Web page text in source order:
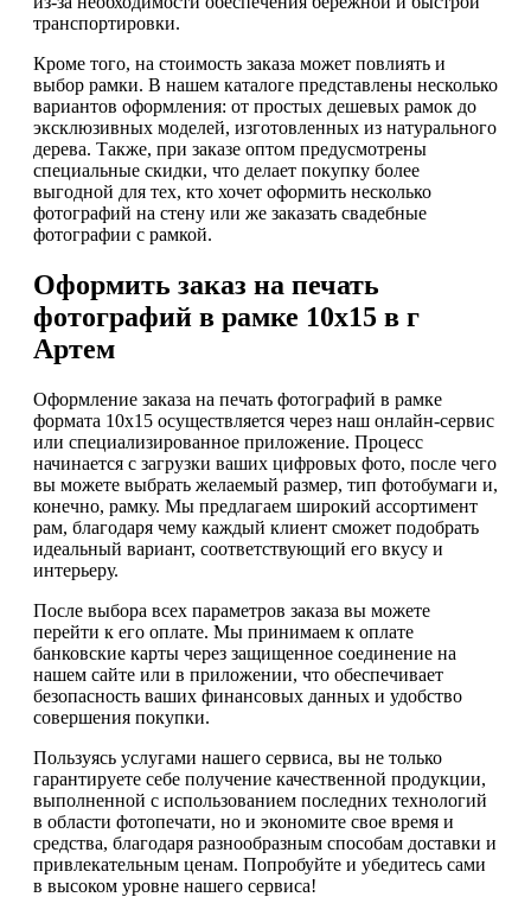
транспортировки.
Кроме того, на стоимость заказа может повлиять и
выбор рамки. В нашем каталоге представлены несколько
вариантов оформления: от простых дешевых рамок до
эксклюзивных моделей, изготовленных из натурального
дерева. Также, при заказе оптом предусмотрены
специальные скидки, что делает покупку более
выгодной для тех, кто хочет оформить несколько
фотографий на стену или же заказать свадебные
фотографии с рамкой.
Оформить заказ на печать
фотографий в рамке 10х15 в г
Артем
Оформление заказа на печать фотографий в рамке
формата 10х15 осуществляется через наш онлайн-сервис
или специализированное приложение. Процесс
начинается с загрузки ваших цифровых фото, после чего
вы можете выбрать желаемый размер, тип фотобумаги и,
конечно, рамку. Мы предлагаем широкий ассортимент
рам, благодаря чему каждый клиент сможет подобрать
идеальный вариант, соответствующий его вкусу и
интерьеру.
После выбора всех параметров заказа вы можете
перейти к его оплате. Мы принимаем к оплате
банковские карты через защищенное соединение на
нашем сайте или в приложении, что обеспечивает
безопасность ваших финансовых данных и удобство
совершения покупки.
Пользуясь услугами нашего сервиса, вы не только
гарантируете себе получение качественной продукции,
выполненной с использованием последних технологий
в области фотопечати, но и экономите свое время и
средства, благодаря разнообразным способам доставки и
привлекательным ценам. Попробуйте и убедитесь сами
в высоком уровне нашего сервиса!